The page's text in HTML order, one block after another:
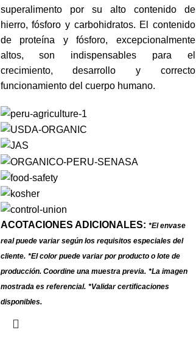
superalimento por su alto contenido de
hierro, fósforo y carbohidratos. El contenido
de proteína y fósforo, excepcionalmente
altos, son indispensables para el
crecimiento, desarrollo y correcto
funcionamiento del cuerpo humano.
ACOTACIONES ADICIONALES: *El envase
real puede variar según los requisitos especiales del
cliente. *El color puede variar por producto o lote de
producción. Coordine una muestra previa. *La imagen
mostrada es referencial. *Validar certificaciones
disponibles.